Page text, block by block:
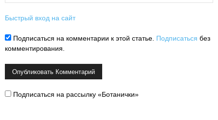
Быстрый вход на сайт
Подписаться на комментарии к этой статье. Подписаться без
комментирования.
Подписаться на рассылку «Ботанички»